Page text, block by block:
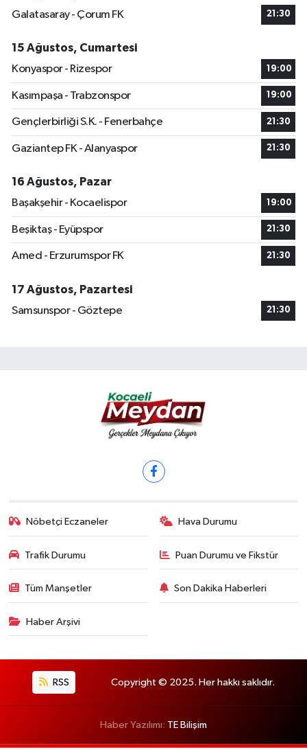
Galatasaray - Çorum FK
21:30
15 Ağustos, Cumartesi
Konyaspor - Rizespor
19:00
Kasımpaşa - Trabzonspor 19:00
Gençlerbirliği S.K. - Fenerbahçe 21:30
Gaziantep FK - Alanyaspor 21:30
16 Ağustos, Pazar
Başakşehir - Kocaelispor
19:00
Beşiktaş - Eyüpspor 21:30
Amed - Erzurumspor FK 21:30
17 Ağustos, Pazartesi
Samsunspor - Göztepe
21:30
Nöbetçi Eczaneler Hava Durumu
Trafik Durumu Puan Durumu ve Fikstür
Tüm Manşetler Son Dakika Haberleri
Haber Arşivi
RSS Copyright © 2025. Her hakkı saklıdır.
Haber Yazılımı: TE Bilişim